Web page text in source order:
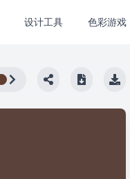
设计工具 色彩游戏